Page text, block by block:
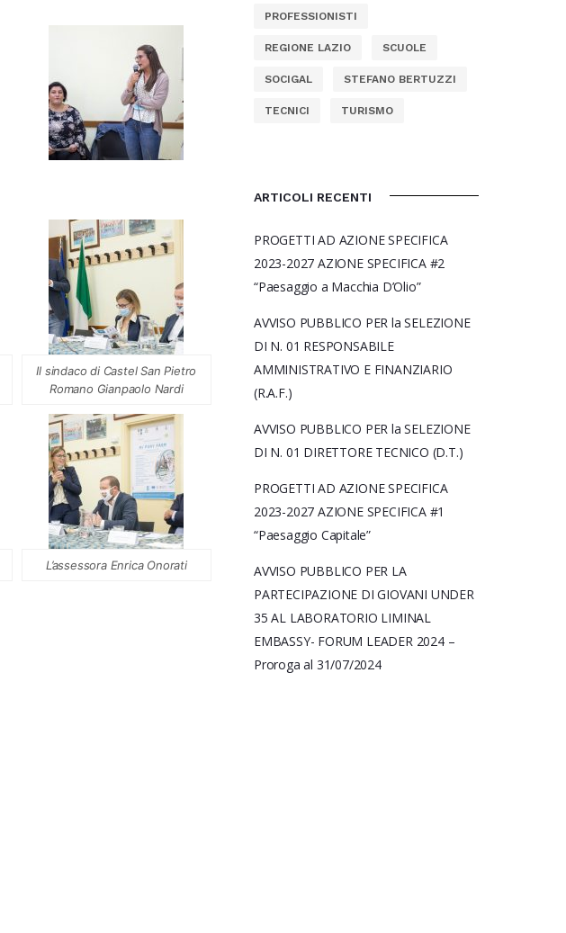
Il sindaco di Castel San Pietro
Romano Gianpaolo Nardi
L’assessora Enrica Onorati
PROFESSIONISTI
REGIONE LAZIO SCUOLE
SOCIGAL STEFANO BERTUZZI
TECNICI TURISMO
ARTICOLI RECENTI
PROGETTI AD AZIONE SPECIFICA
2023-2027 AZIONE SPECIFICA #2
“Paesaggio a Macchia D’Olio”
AVVISO PUBBLICO PER la SELEZIONE
DI N. 01 RESPONSABILE
AMMINISTRATIVO E FINANZIARIO
(R.A.F.)
AVVISO PUBBLICO PER la SELEZIONE
DI N. 01 DIRETTORE TECNICO (D.T.)
PROGETTI AD AZIONE SPECIFICA
2023-2027 AZIONE SPECIFICA #1
“Paesaggio Capitale”
AVVISO PUBBLICO PER LA
PARTECIPAZIONE DI GIOVANI UNDER
35 AL LABORATORIO LIMINAL
EMBASSY- FORUM LEADER 2024 –
Proroga al 31/07/2024